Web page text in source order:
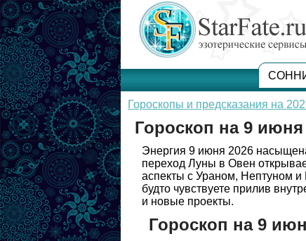
Гороскопы и предсказания на
Гороскоп на 9 июня
Энергия 9 июня 2026
переход Луны в Овен
аспекты с Ураном, Нептуном
будто чувствуете прилив
и новые проекты.
Гороскоп на 9